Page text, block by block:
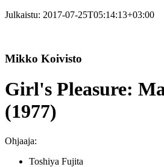
Julkaistu: 2017-07-25T05:14:13+03:00
Mikko Koivisto
Girl's Pleasure:
(1977)
Ohjaaja:
Toshiya Fujita